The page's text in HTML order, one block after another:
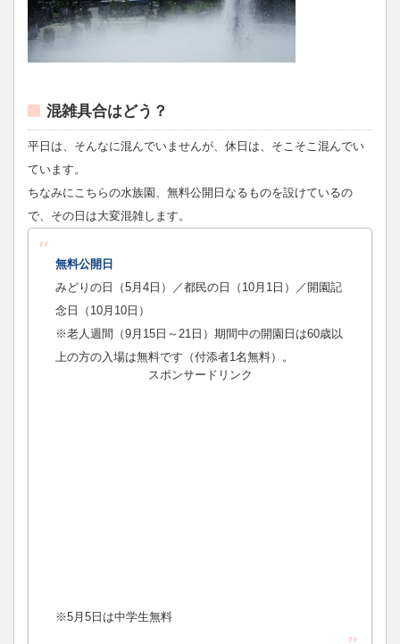
混雑具合はどう？
平日は、そんなに混んでいませんが、休日は、そこそこ混んでい
ています。
ちなみにこちらの水族園、無料公開日なるものを設けているの
で、その日は大変混雑します。
無料公開日
みどりの日（5月4日）／都民の日（10月1日）／開園記
念日（10月10日）
※老人週間（9月15日～21日）期間中の開園日は60歳以
上の方の入場は無料です（付添者1名無料）。
スポンサードリンク
※5月5日は中学生無料